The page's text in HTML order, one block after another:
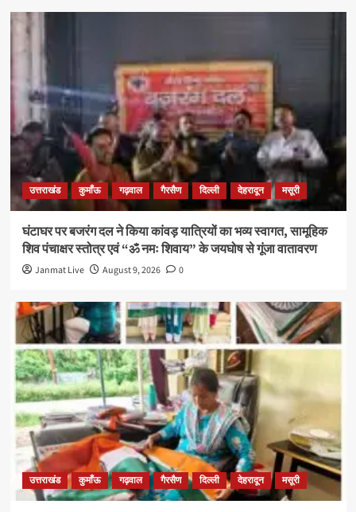
उत्तराखंड कुमाँऊ गढ़वाल गैरसैण दिल्ली देहरादून मसूरी
घंटाघर पर बजरंग दल ने किया कांवड़ यात्रियों का भव्य स्वागत, सामूहिक
शिव पंचाक्षर स्तोत्र एवं “ॐ नमः शिवाय” के जयघोष से गूंजा वातावरण
Janmat Live August 9, 2026 0
उत्तराखंड कुमाँऊ गढ़वाल गैरसैण दिल्ली देहरादून मसूरी